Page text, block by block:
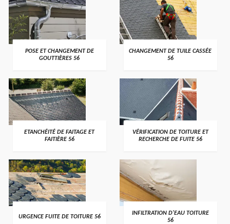
>
POSE ET CHANGEMENT DE
GOUTTIÈRES 56
>
CHANGEMENT DE TUILE CASSÉE
56
>
ETANCHÉITÉ DE FAITAGE ET
FAITIÈRE 56
>
VÉRIFICATION DE TOITURE ET
RECHERCHE DE FUITE 56
>
URGENCE FUITE DE TOITURE 56 >
INFILTRATION D'EAU TOITURE
56